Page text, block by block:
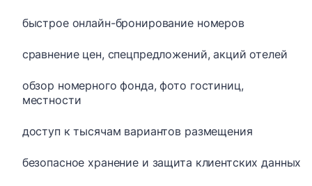
быстрое онлайн-бронирование номеров
сравнение цен, спецпредложений, акций отелей
обзор номерного фонда, фото гостиниц,
местности
доступ к тысячам вариантов размещения
безопасное хранение и защита клиентских данных